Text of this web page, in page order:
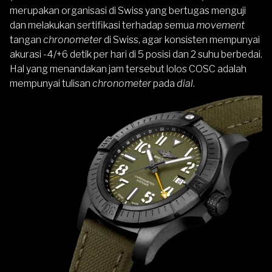
merupakan organisasi di Swiss yang bertugas menguji
dan melakukan sertifikasi terhadap semua movement
tangan chronometerdi Swiss, agar konsisten mempunyai
akurasi -4/+6 detik per hari di 5 posisi dan 2 suhu berbedai.
Hal yang menandakan jam tersebut lolos COSC adalah
mempunyai tulisan chronometerpada dial.